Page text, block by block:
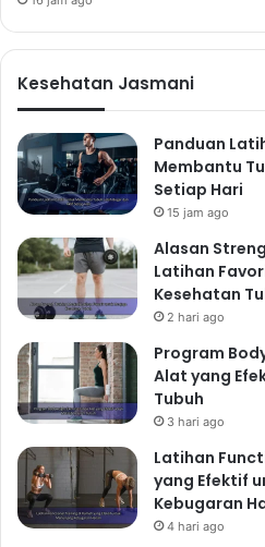
Kesehatan Jasmani
Panduan
Membantu
Setiap Hari
15 jam ago
Alasan
Latihan
Kesehatan
2 hari ago
Program
Alat yang
Tubuh
3 hari ago
Latihan
yang Efektif
Kebugaran
4 hari ago